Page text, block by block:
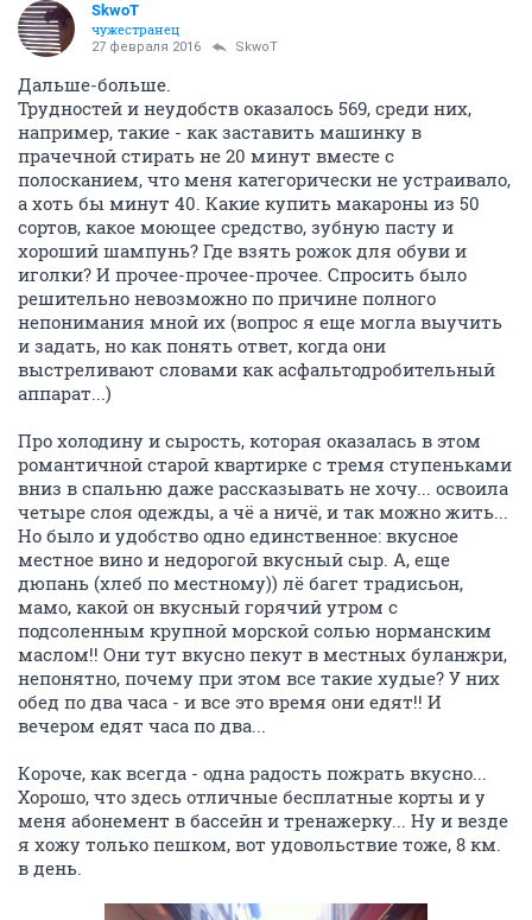
SkwоT
чужестранец
27 февраля 2016 SkwоT
Дальше-больше.
Трудностей и неудобств оказалось 569, среди них,
например, такие - как заставить машинку в
прачечной стирать не 20 минут вместе с
полосканием, что меня категорически не устраивало,
а хоть бы минут 40. Какие купить макароны из 50
сортов, какое моющее средство, зубную пасту и
хороший шампунь? Где взять рожок для обуви и
иголки? И прочее-прочее-прочее. Спросить было
решительно невозможно по причине полного
непонимания мной их (вопрос я еще могла выучить
и задать, но как понять ответ, когда они
выстреливают словами как асфальтодробительный
аппарат...)
Про холодину и сырость, которая оказалась в этом
романтичной старой квартирке с тремя ступеньками
вниз в спальню даже рассказывать не хочу... освоила
четыре слоя одежды, а чё а ничё, и так можно жить...
Но было и удобство одно единственное: вкусное
местное вино и недорогой вкусный сыр. А, еще
дюпань (хлеб по местному)) лё багет традисьон,
мамо, какой он вкусный горячий утром с
подсоленным крупной морской солью норманским
маслом!! Они тут вкусно пекут в местных буланжри,
непонятно, почему при этом все такие худые? У них
обед по два часа - и все это время они едят!! И
вечером едят часа по два...
Короче, как всегда - одна радость пожрать вкусно...
Хорошо, что здесь отличные бесплатные корты и у
меня абонемент в бассейн и тренажерку... Ну и везде
я хожу только пешком, вот удовольствие тоже, 8 км.
в день.